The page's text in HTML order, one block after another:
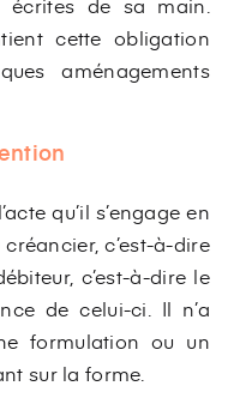
cette obligation
aménagements
qu’il s’engage en
c’est-à-dire
c’est-à-dire le
de celui-ci. Il n’a
formulation ou un
sur la forme.